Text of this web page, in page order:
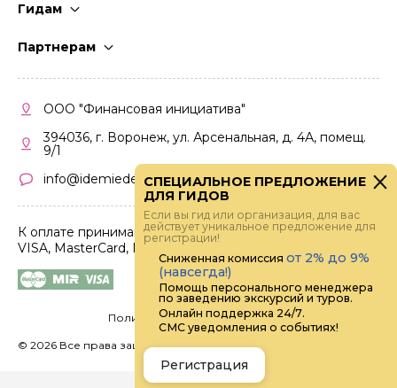
Гидам
Партнерам
Кабинет партнера
Правила участия
ООО "Финансовая инициатива"
394036, г. Воронеж, ул. Арсенальная, д. 4А, помещ.
9/1
info@idemiedem.ru
К оплате принимаются карты
VISA, MasterCard, МИР
Политика конфиденциальности
© 2026 Все права защищены.
СПЕЦИАЛЬНОЕ ПРЕДЛОЖЕНИЕ
ДЛЯ ГИДОВ
Если вы гид или организация, для вас
действует уникальное предложение для
регистрации!
Сниженная комиссия от 2% до 9%
(навсегда!)
Помощь персонального менеджера
по заведению экскурсий и туров.
Онлайн поддержка 24/7.
СМС уведомления о событиях!
Регистрация